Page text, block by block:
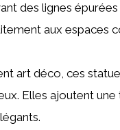
des lignes
aux espaces
art déco, ces
Elles ajoutent